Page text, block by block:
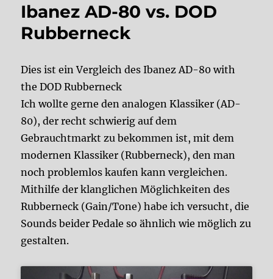
Ibanez AD-80 vs. DOD
Rubberneck
Dies ist ein Vergleich des Ibanez AD-80 with
the DOD Rubberneck
Ich wollte gerne den analogen Klassiker (AD-
80), der recht schwierig auf dem
Gebrauchtmarkt zu bekommen ist, mit dem
modernen Klassiker (Rubberneck), den man
noch problemlos kaufen kann vergleichen.
Mithilfe der klanglichen Möglichkeiten des
Rubberneck (Gain/Tone) habe ich versucht, die
Sounds beider Pedale so ähnlich wie möglich zu
gestalten.